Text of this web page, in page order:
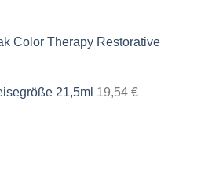
Color Therapy Restorative
21,5ml 19,54 €